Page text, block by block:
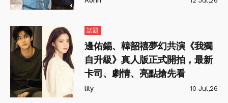
話題
邊佑錫、韓韶禧夢幻共演《我獨
自升級》真人版正式開拍，最新
卡司、劇情、亮點搶先看
lily 10 Jul,26